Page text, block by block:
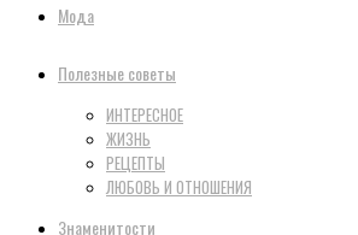
Мода
Полезные советы
ИНТЕРЕСНОЕ
ЖИЗНЬ
РЕЦЕПТЫ
ЛЮБОВЬ И ОТНОШЕНИЯ
Знаменитости